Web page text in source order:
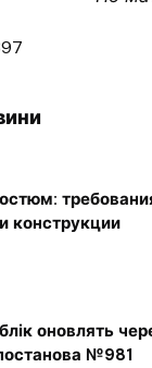
конструкции
оновлять
№981